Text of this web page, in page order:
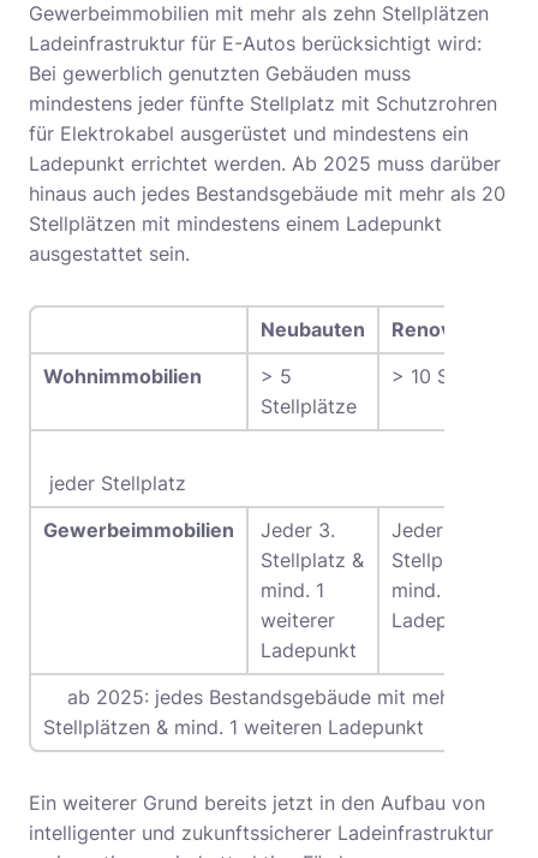
Gewerbeimmobilien mit mehr als zehn Stellplätzen
Ladeinfrastruktur für E-Autos berücksichtigt wird:
Bei gewerblich genutzten Gebäuden muss
mindestens jeder fünfte Stellplatz mit Schutzrohren
für Elektrokabel ausgerüstet und mindestens ein
Ladepunkt errichtet werden. Ab 2025 muss darüber
hinaus auch jedes Bestandsgebäude mit mehr als 20
Stellplätzen mit mindestens einem Ladepunkt
ausgestattet sein.
Neubauten
Renovierungen
Wohnimmobilien
> 5
Stellplätze
> 10 Stellplätze
jeder Stellplatz
Gewerbeimmobilien
Jeder 3.
Stellplatz &
mind. 1
weiterer
Ladepunkt
Jeder 5.
Stellplatz &
mind. 1 weiterer
Ladepunkt
ab 2025: jedes Bestandsgebäude mit mehr als 20
Stellplätzen & mind. 1 weiteren Ladepunkt
Ein weiterer Grund bereits jetzt in den Aufbau von
intelligenter und zukunftssicherer Ladeinfrastruktur